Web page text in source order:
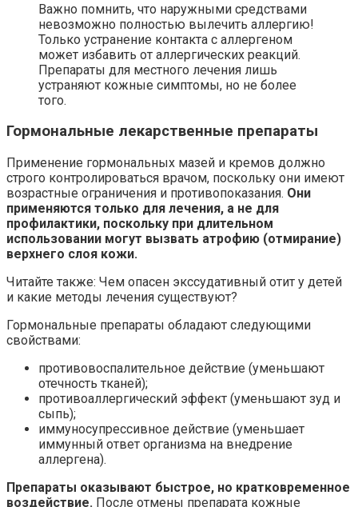
Важно помнить, что наружными средствами
невозможно полностью вылечить аллергию!
Только устранение контакта с аллергеном
может избавить от аллергических реакций.
Препараты для местного лечения лишь
устраняют кожные симптомы, но не более
того.
Гормональные лекарственные препараты
Применение гормональных мазей и кремов должно
строго контролироваться врачом, поскольку они имеют
возрастные ограничения и противопоказания. Они
применяются только для лечения, а не для
профилактики, поскольку при длительном
использовании могут вызвать атрофию (отмирание)
верхнего слоя кожи.
Читайте также: Чем опасен экссудативный отит у детей
и какие методы лечения существуют?
Гормональные препараты обладают следующими
свойствами:
противовоспалительное действие (уменьшают
отечность тканей);
противоаллергический эффект (уменьшают зуд и
сыпь);
иммуносупрессивное действие (уменьшает
иммунный ответ организма на внедрение
аллергена).
Препараты оказывают быстрое, но кратковременное
воздействие. После отмены препарата кожные